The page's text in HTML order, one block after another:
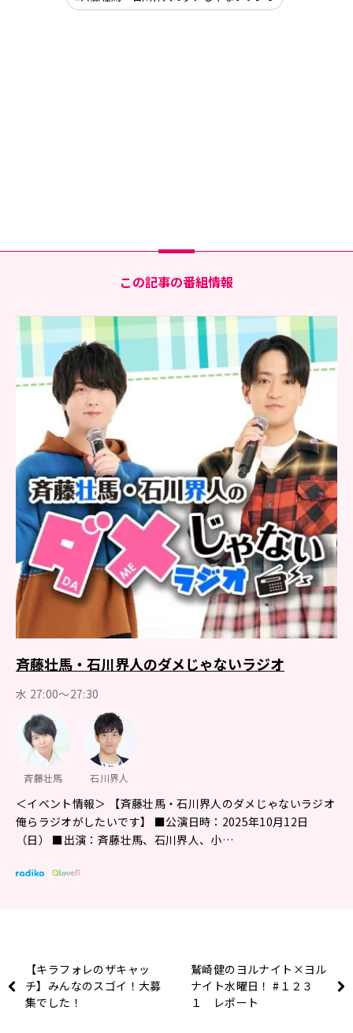
この記事の番組情報
斉藤壮馬・石川界人のダメじゃないラジオ
水 27:00～27:30
斉藤壮馬 石川界人
＜イベント情報＞ 【斉藤壮馬・石川界人のダメじゃないラジオ
俺らラジオがしたいです】 ■公演日時：2025年10月12日
（日） ■出演：斉藤壮馬、石川界人、小…
【キラフォレのザキャッ
チ】みんなのスゴイ！大募
集でした！
鷲崎健のヨルナイト×ヨル
ナイト水曜日！ #１２３
１ レポート